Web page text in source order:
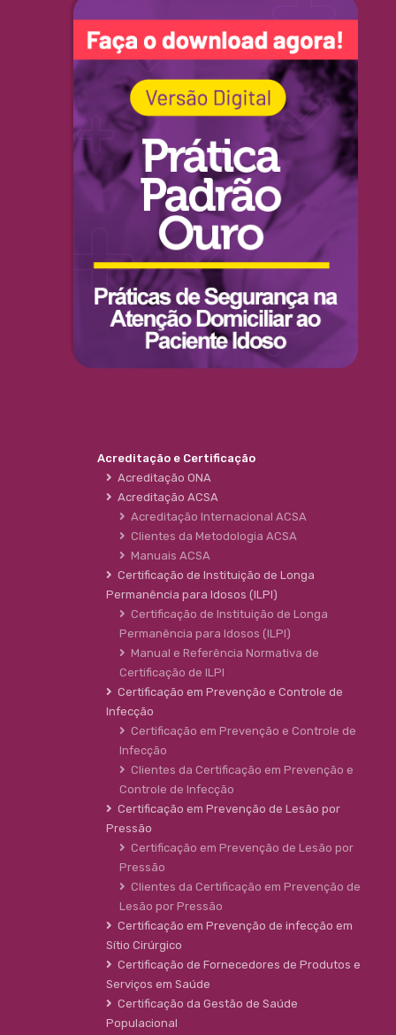
Acreditação e Certificação
Acreditação ONA
Acreditação ACSA
Acreditação Internacional ACSA
Clientes da Metodologia ACSA
Manuais ACSA
Certificação de Instituição de Longa
Permanência para Idosos (ILPI)
Certificação de Instituição de Longa
Permanência para Idosos (ILPI)
Manual e Referência Normativa de
Certificação de ILPI
Certificação em Prevenção e Controle de
Infecção
Certificação em Prevenção e Controle de
Infecção
Clientes da Certificação em Prevenção e
Controle de Infecção
Certificação em Prevenção de Lesão por
Pressão
Certificação em Prevenção de Lesão por
Pressão
Clientes da Certificação em Prevenção de
Lesão por Pressão
Certificação em Prevenção de infecção em
Sítio Cirúrgico
Certificação de Fornecedores de Produtos e
Serviços em Saúde
Certificação da Gestão de Saúde
Populacional